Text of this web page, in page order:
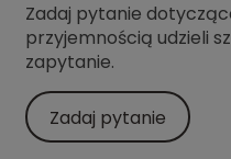
Zadaj pytanie
przyjemnością udzieli
zapytanie.
Zadaj pytanie